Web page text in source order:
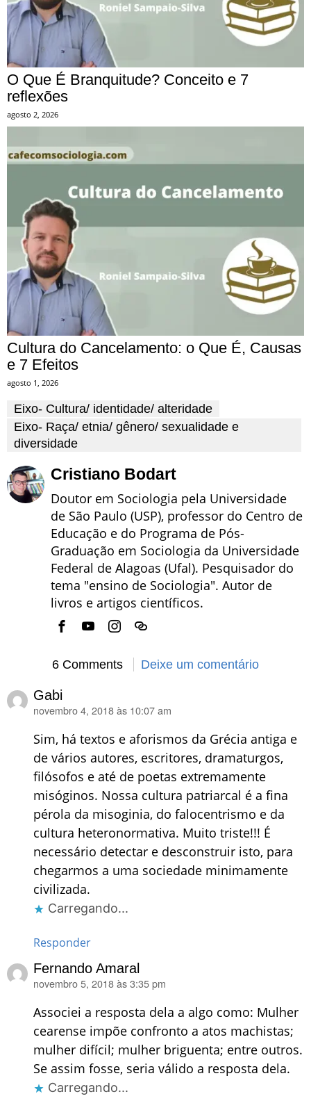
O Que É Branquitude? Conceito e 7
reflexões
agosto 2, 2026
Cultura do Cancelamento: o Que É, Causas
e 7 Efeitos
agosto 1, 2026
Eixo- Cultura/ identidade/ alteridade
Eixo- Raça/ etnia/ gênero/ sexualidade e
diversidade
Cristiano Bodart
Doutor em Sociologia pela Universidade
de São Paulo (USP), professor do Centro de
Educação e do Programa de Pós-
Graduação em Sociologia da Universidade
Federal de Alagoas (Ufal). Pesquisador do
tema "ensino de Sociologia". Autor de
livros e artigos científicos.
6 Comments Deixe um comentário
Gabi
disse:
novembro 4, 2018 às 10:07 am
Sim, há textos e aforismos da Grécia antiga e
de vários autores, escritores, dramaturgos,
filósofos e até de poetas extremamente
misóginos. Nossa cultura patriarcal é a fina
pérola da misoginia, do falocentrismo e da
cultura heteronormativa. Muito triste!!! É
necessário detectar e desconstruir isto, para
chegarmos a uma sociedade minimamente
civilizada.
Carregando...
Responder
Fernando Amaral
disse:
novembro 5, 2018 às 3:35 pm
Associei a resposta dela a algo como: Mulher
cearense impõe confronto a atos machistas;
mulher difícil; mulher briguenta; entre outros.
Se assim fosse, seria válido a resposta dela.
Carregando...